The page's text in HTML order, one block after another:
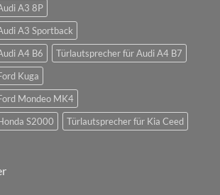
A3 8P
A3 Sportback
A4 B6
Türlautsprecher für Audi A4 B7
Kuga
Mondeo MK4
S2000
Türlautsprecher für Kia Ceed